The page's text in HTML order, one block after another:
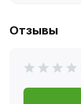
Отзывы